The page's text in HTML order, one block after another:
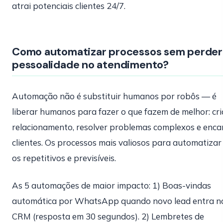
atrai potenciais clientes 24/7.
Como automatizar processos sem
pessoalidade no atendimento?
Automação não é substituir humanos por robôs — é
liberar humanos para fazer o que fazem de melhor:
relacionamento, resolver problemas complexos e
clientes. Os processos mais valiosos para
os repetitivos e previsíveis.
As 5 automações de maior impacto: 1) Boas-vindas
automática por WhatsApp quando novo lead entra
CRM (resposta em 30 segundos). 2) Lembretes de